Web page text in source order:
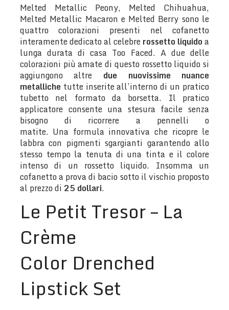
Melted Metallic Peony, Melted Chihuahua,
Melted Metallic Macaron e Melted Berry sono le
quattro colorazioni presenti nel cofanetto
interamente dedicato al celebrerossetto liquidoa
lunga durata di casa Too Faced. A due delle
colorazioni più amate di questo rossetto liquido si
aggiungono altre due nuovissime nuance
metallichetutte inserite all’interno di un pratico
tubetto nel formato da borsetta. Il pratico
applicatore consente una stesura facile senza
bisogno di ricorrere a pennelli o
matite. Una formula innovativa che ricopre le
labbra con pigmenti sgargianti garantendo allo
stesso tempo la tenuta di una tinta e il colore
intenso di un rossetto liquido. Insomma un
cofanetto a prova di bacio sotto il vischio proposto
al prezzo di 25 dollari.
Le Petit Tresor – La
Crème
Color Drenched
Lipstick Set